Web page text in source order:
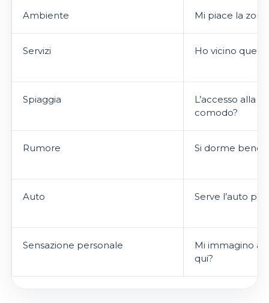
Ambiente Mi piace la
Servizi Ho vicino
Spiaggia
L’accesso alla
comodo?
Rumore Si dorme bene
Auto Serve l’auto
Sensazione personale
Mi immagino a
qui?